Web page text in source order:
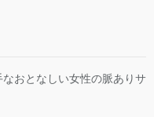
おとなしい女性の脈ありサ